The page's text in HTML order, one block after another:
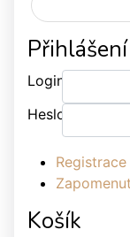
Přihlášení
Login:
Heslo:
Registrace
Košík